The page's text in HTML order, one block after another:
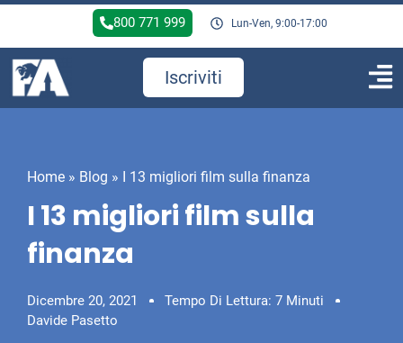
800 771 999 Lun-Ven, 9:00-17:00
Iscriviti
Home » Blog » I 13 migliori film sulla finanza
I 13 migliori film sulla
finanza
Dicembre 20, 2021
Tempo Di Lettura: 7 Minuti
Davide Pasetto